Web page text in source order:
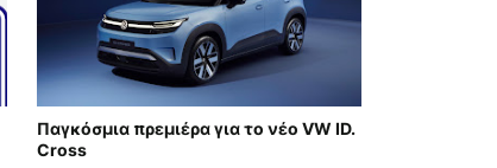
Παγκόσμια πρεμιέρα για το νέο VW ID.
Cross